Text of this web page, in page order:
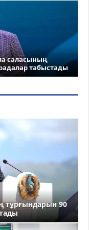
саласының
табыстады
тұрғындарын 90